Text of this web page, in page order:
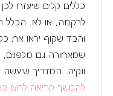
כללים קלים שיעזרו
לרקמה, או לא. הכלל
והבד שקוף יראו את
שמאחורה גם מלפנים,
ונקיה. המדריך
להמשך קריאה לחצו